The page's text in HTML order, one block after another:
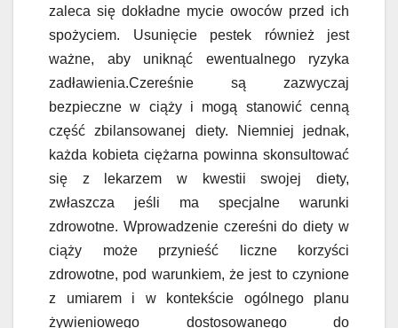
zaleca się dokładne mycie owoców przed ich
spożyciem. Usunięcie pestek również jest
ważne, aby uniknąć ewentualnego ryzyka
zadławienia.Czereśnie są zazwyczaj
bezpieczne w ciąży i mogą stanowić cenną
część zbilansowanej diety. Niemniej jednak,
każda kobieta ciężarna powinna skonsultować
się z lekarzem w kwestii swojej diety,
zwłaszcza jeśli ma specjalne warunki
zdrowotne. Wprowadzenie czereśni do diety w
ciąży może przynieść liczne korzyści
zdrowotne, pod warunkiem, że jest to czynione
z umiarem i w kontekście ogólnego planu
żywieniowego dostosowanego do